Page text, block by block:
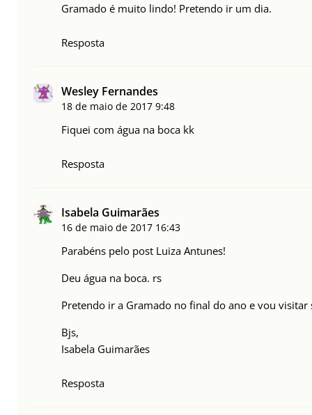
Gramado é muito lindo! Pretendo ir um dia.
Resposta
Wesley Fernandes
18 de maio de 2017 9:48
Fiquei com água na boca kk
Resposta
Isabela Guimarães
16 de maio de 2017 16:43
Parabéns pelo post Luiza Antunes!
Deu água na boca. rs
Pretendo ir a Gramado no final do ano e vou visitar
Bjs,
Isabela Guimarães
Resposta